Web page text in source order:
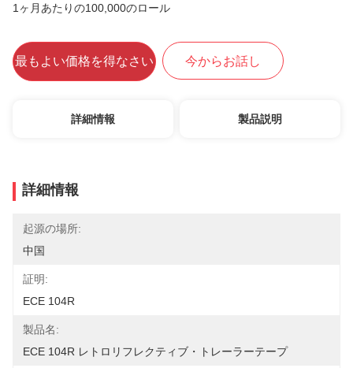
1ヶ月あたりの100,000のロール
最もよい価格を得なさい 今からお話し
詳細情報 製品説明
詳細情報
起源の場所:
中国
証明:
ECE 104R
製品名:
ECE 104R レトロリフレクティブ・トレーラーテープ